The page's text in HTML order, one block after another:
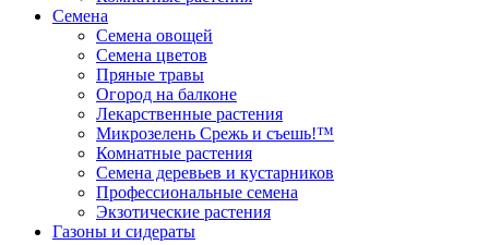
Семена
Семена овощей
Семена цветов
Пряные травы
Огород на балконе
Лекарственные растения
Микрозелень Срежь и съешь!™
Комнатные растения
Семена деревьев и кустарников
Профессиональные семена
Экзотические растения
Газоны и сидераты